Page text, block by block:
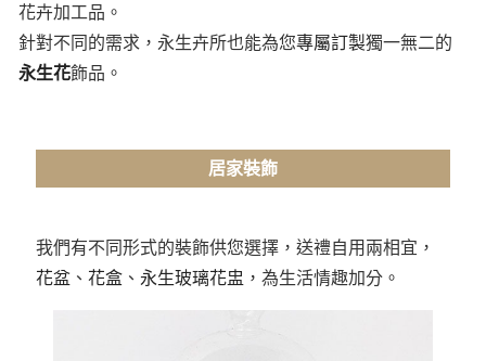
花卉加工品。
針對不同的需求，永生卉所也能為您專屬訂製獨一無二的
永生花飾品。
居家裝飾
我們有不同形式的裝飾供您選擇，送禮自用兩相宜，
花盆 、 花盒 、 永生玻璃花盅 ，為生活情趣加分。